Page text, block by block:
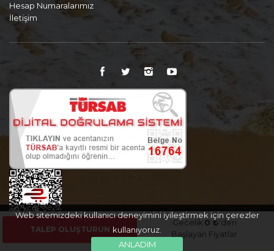
Hesap Numaralarımız
İletişim
Web sitemizdeki kullanıcı deneyimini iyileştirmek için çerezler
kullanıyoruz.
ANLADIM
TALEP OLUŞTURUN
Gecelik 0 ₺'den
Başlayan Fiyatlar